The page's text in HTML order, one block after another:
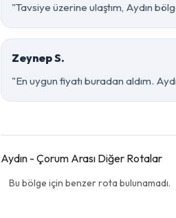
"Tavsiye üzerine ulaştım, Aydın
Zeynep S.
"En uygun fiyatı buradan aldım.
Aydın - Çorum Arası Diğer Rotalar
Bu bölge için benzer rota bulunamadı.